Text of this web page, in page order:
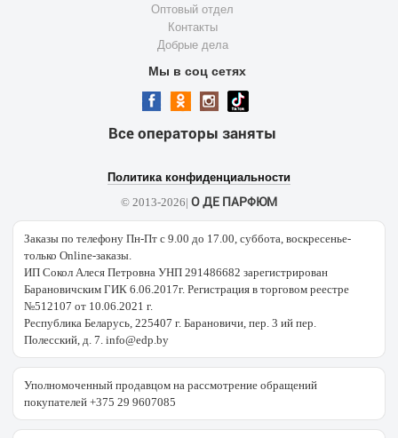
Оптовый отдел
Контакты
Добрые дела
Мы в соц сетях
Все операторы заняты
Политика конфиденциальности
© 2013-2026| О ДЕ ПАРФЮМ
Заказы по телефону Пн-Пт с 9.00 до 17.00, суббота, воскресенье-
только Online-заказы.
ИП Сокол Алеся Петровна УНП 291486682 зарегистрирован
Барановичским ГИК 6.06.2017г. Регистрация в торговом реестре
№512107 от 10.06.2021 г.
Республика Беларусь, 225407 г. Барановичи, пер. 3 ий пер.
Полесский, д. 7. info@edp.by
Уполномоченный продавцом на рассмотрение обращений
покупателей +375 29 9607085